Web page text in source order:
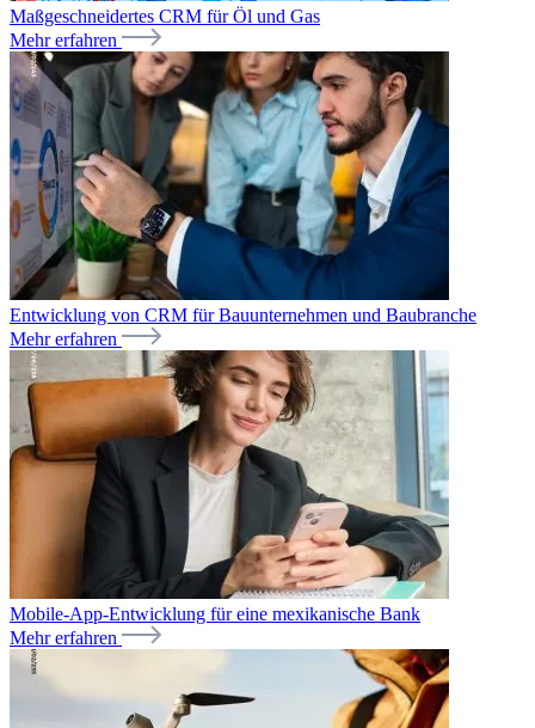
Maßgeschneidertes CRM für Öl und Gas
Mehr erfahren
Entwicklung von CRM für Bauunternehmen und Baubranche
Mehr erfahren
Mobile-App-Entwicklung für eine mexikanische Bank
Mehr erfahren